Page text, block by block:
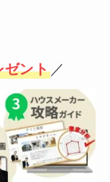
ゼント ／